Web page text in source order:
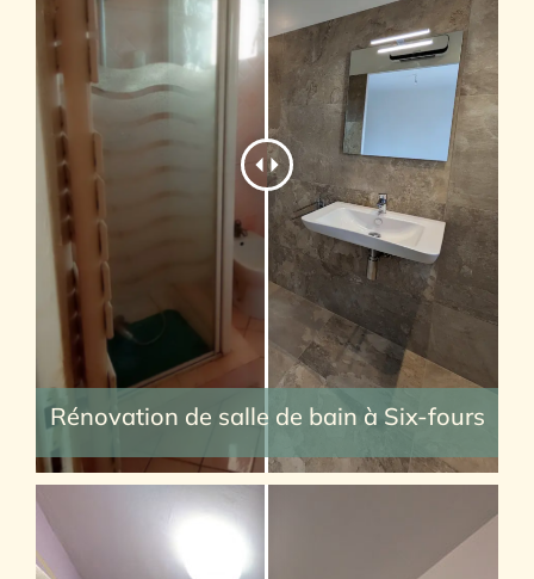
Rénovation de salle de bain à Six-fours